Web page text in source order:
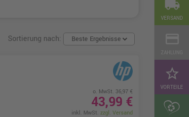
local_shipping
VERSAND
star_border
VORTEILE
Sortierung nach:
o. MwSt. 36,97 €
43,99 €
inkl. MwSt. zzgl. Versand